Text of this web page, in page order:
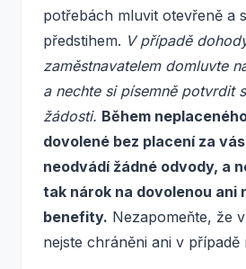
potřebách mluvit otevřeně a
předstihem. V případě
zaměstnavatelem domluvte
a nechte si písemně potvrdit
žádosti. Během
dovolené bez placení za
neodvádí žádné odvody, a
tak nárok na dovolenou ani
benefity. Nezapomeňte, že
nejste chráněni ani v případě